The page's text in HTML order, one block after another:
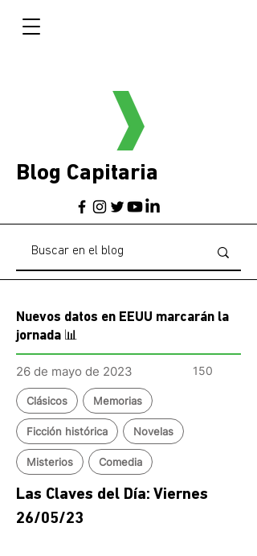
Blog Capitaria
Nuevos datos en EEUU marcarán la
jornada 📊
26 de mayo de 2023 150
Clásicos Memorias
Ficción histórica Novelas
Misterios Comedia
Las Claves del Día: Viernes
26/05/23